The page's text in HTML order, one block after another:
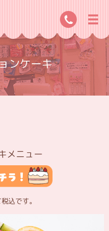
ンケーキ
メニュー
込です。